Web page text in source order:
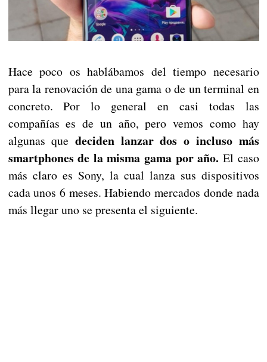
Hace poco os hablábamos del tiempo necesario
para la renovación de una gama o de un terminal en
concreto. Por lo general en casi todas las
compañías es de un año, pero vemos como hay
algunas que deciden lanzar dos o incluso más
smartphones de la misma gama por año. El caso
más claro es Sony, la cual lanza sus dispositivos
cada unos 6 meses. Habiendo mercados donde nada
más llegar uno se presenta el siguiente.